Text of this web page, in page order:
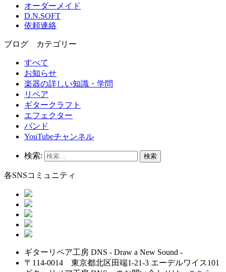
オーダーメイド
D.N.SOFT
依頼連絡
ブログ カテゴリー
すべて
お知らせ
楽器の詳しい知識・学問
リペア
ギタークラフト
エフェクター
バンド
YouTubeチャンネル
検索:
各SNSコミュニティ
ギターリペア工房 DNS - Draw a New Sound -
〒114-0014 東京都北区田端1-21-3 エーデルワイス101